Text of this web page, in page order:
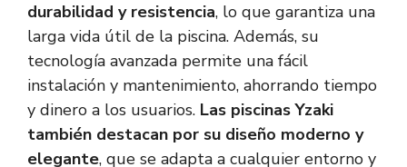
durabilidad y resistencia, lo que garantiza una
larga vida útil de la piscina. Además, su
tecnología avanzada permite una fácil
instalación y mantenimiento, ahorrando tiempo
y dinero a los usuarios. Las piscinas Yzaki
también destacan por su diseño moderno y
elegante, que se adapta a cualquier entorno y